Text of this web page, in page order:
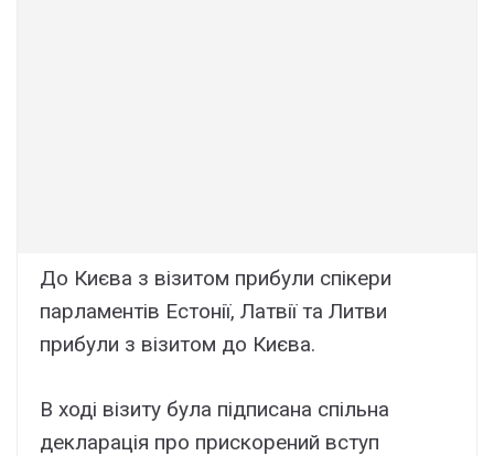
До Києва з візитом прибули спікери
парламентів Естонії, Латвії та Литви
прибули з візитом до Києва.
В ході візиту була підписана спільна
декларація про прискорений вступ